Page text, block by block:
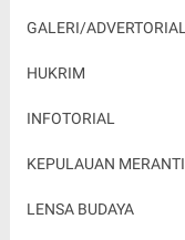
GALERI/ADVERTORIAL
HUKRIM
INFOTORIAL
KEPULAUAN MERANTI
LENSA BUDAYA